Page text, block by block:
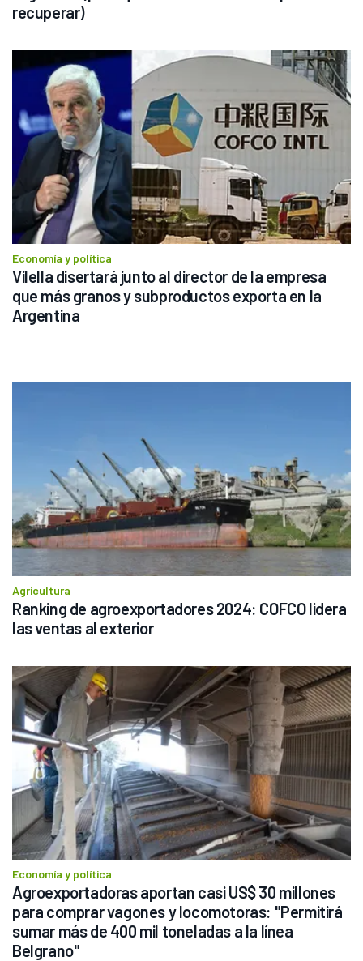
recuperar)
Economía y política
Vilella disertará junto al director de la empresa
que más granos y subproductos exporta en la
Argentina
Agricultura
Ranking de agroexportadores 2024: COFCO lidera
las ventas al exterior
Economía y política
Agroexportadoras aportan casi US$ 30 millones
para comprar vagones y locomotoras: "Permitirá
sumar más de 400 mil toneladas a la línea
Belgrano"